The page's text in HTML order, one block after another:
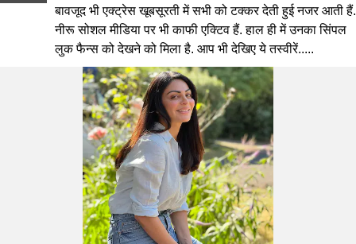
बावजूद भी एक्ट्रेस खूबसूरती में सभी को टक्कर देती हुई नजर आती हैं.
नीरू सोशल मीडिया पर भी काफी एक्टिव हैं. हाल ही में उनका सिंपल
लुक फैन्स को देखने को मिला है. आप भी देखिए ये तस्वीरें.....